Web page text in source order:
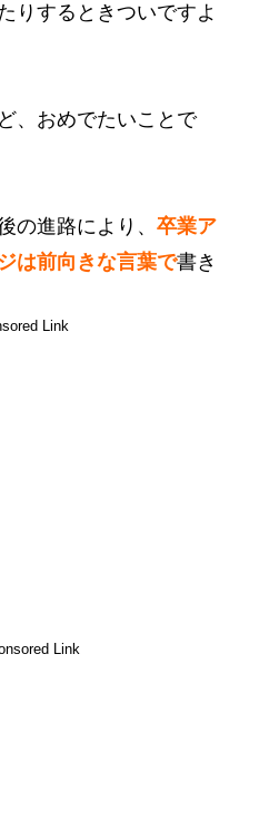
りするときついですよ
、おめでたいことで
の進路により、 卒業ア
は前向きな言葉で書き
Link
Link